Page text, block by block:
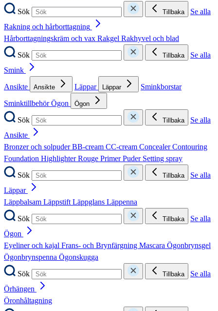
Sök
Tillbaka
Se alla
Rakning och hårborttagning
Hårborttagningskräm och vax Rakgel Rakhyvel och blad
Sök
Tillbaka
Se alla
Smink
Ansikte
Ansikte Läppar Läppar
Sminkborstar
SminktillbehörÖgon Ögon
Sök Tillbaka
Se alla
Ansikte
Bronzer och solpuderBB-cream CC-cream ConcealerContouring
Foundation HighlighterRouge PrimerPuder Setting spray
Sök
Tillbaka
Se alla
Läppar
Läppbalsam LäppstiftLäppglans Läppenna
Sök
Tillbaka
Se alla
Ögon
Eyeliner och kajal Frans- och Brynfärgning Mascara Ögonbrynsgel
Ögonbrynspenna Ögonskugga
Sök
Tillbaka
Se alla
Örhängen
Öronhåltagning